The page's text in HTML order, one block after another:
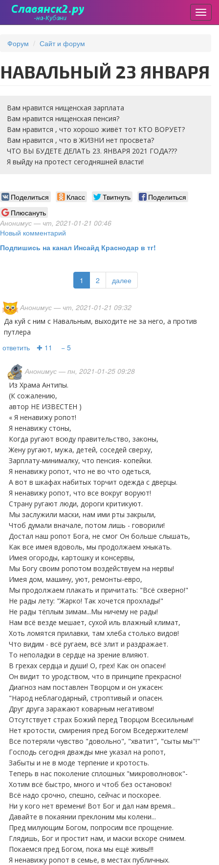
основному
Форум Сайт и форум
НАВАЛЬНЫЙ 23 ЯНВАРЯ
Вам нравится нищенская зарплата
Вам нравится нищенская пенсия?
Вам нравится , что хорошо живёт тот КТО ВОРУЕТ?
Вам нравится , что в ЖИЗНИ нет просвета?
ЧТО ВЫ БУДЕТЕ ДЕЛАТЬ 23. ЯНВАРЯ 2021 ГОДА???
Я выйду на протест сегодняшней власти!
Поделиться Класс Твитнуть
Поделиться
Плюсануть
Анонимус — чт, 2021-01-21 00:46
Новый комментарий
Подпишись на канал Инсайд Краснодар в тг!
1 2 далее
Анонимус — чт, 2021-01-21 09:32
Да куй с ним с Навальным, выходите не за него, а против
путлера
ответить ✚ 11 − 5
Анонимус — пн, 2021-01-25 09:28
Из Храма Антипы.
(К сожалению,
автор НЕ ИЗВЕСТЕН )
« Я ненавижу ропот!
Я ненавижу стоны,
Когда ругают всюду правительство, законы,
Жену ругают, мужа, детей, соседей сверху,
Зарплату-минималку, что пенсия- копейки.
Я ненавижу ропот, что не во что одеться,
А вот в шкафах набитых торчит одежда с дверцы.
Я ненавижу ропот, что все вокруг воруют!
Страну ругают люди, дороги критикуют.
Мы заслужили маски, нам ими рты закрыли,
Чтоб думали вначале, потом лишь - говорили!
Достал наш ропот Бога, не смог Он больше слышать,
Как все имея вдоволь, мы продолжаем хныкать.
Имея огороды, картошку и консервы,
Мы Богу своим ропотом воздействуем на нервы!
Имея дом, машину, уют, ремонты-евро,
Мы продолжаем плакать и причитать: "Всё скверно!"
Не рады лету: "Жарко! Так хочется прохлады!"
Не рады тёплым зимам...Мы ничему не рады!
Нам всё везде мешает, сухой иль влажный климат,
Хоть ломятся прилавки, там хлеба столько видов!
Что видим - всё ругаем, всё злит и раздражает.
То неполадки в сердце на зрение влияют.
В грехах сердца и души! О, грех! Как он опасен!
Он видит то уродством, что в принципе прекрасно!
Диагноз нам поставлен Творцом и он ужасен:
"Народ неблагодарный, строптивый и опасен.
Друг друга заражают коварным негативом!
Отсутствует страх Божий перед Творцом Всесильным!
Нет кротости, смирения пред Богом Вседержителем!
Все потеряли чувство "довольно", "хватит", "сыты мы"!"
Господь сегодня дважды мне указал на ропот,
Забыты и не в моде терпение и кротость.
Теперь в нас поколение сплошных "микроволновок"-
Хотим всё быстро, много и чтоб без остановок!
Всё надо срочно, спешно, сейчас и поскорее.
Ни у кого нет времени! Вот Бог и дал нам время...
Давайте в покаянии преклоним мы колени...
Пред милующим Богом, попросим все прощение.
Глядишь, Бог и простит нам, и маски вскоре снимем.
Покаемся пред Богом, пока мы ещё живы!!!
Я ненавижу ропот в семье, в местах публичных.